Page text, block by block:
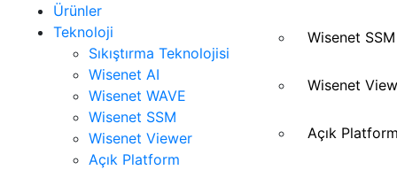
Wisenet SSM
Wisenet
Açık
Ürünler
Teknoloji
Sıkıştırma Teknolojisi
Wisenet AI
Wisenet WAVE
Wisenet SSM
Wisenet Viewer
Açık Platform